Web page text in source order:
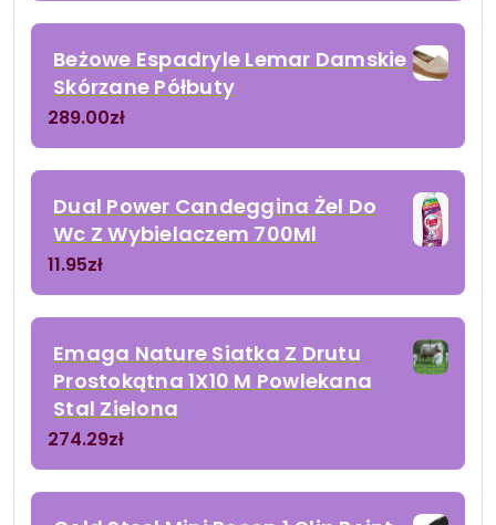
Beżowe Espadryle Lemar Damskie
Skórzane Półbuty
289.00zł
Dual Power Candeggina Żel Do
Wc Z Wybielaczem 700Ml
11.95zł
Emaga Nature Siatka Z Drutu
Prostokątna 1X10 M Powlekana
Stal Zielona
274.29zł